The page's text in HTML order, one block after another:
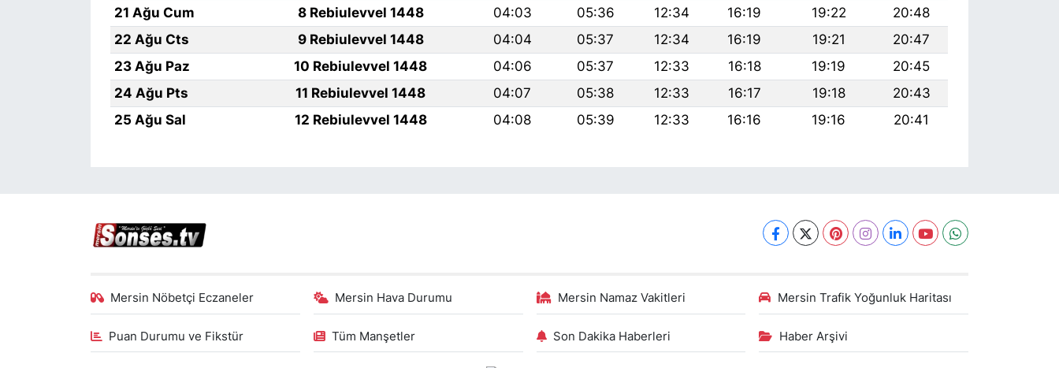
21 Ağu Cum
8 Rebiulevvel 1448 04:03 05:36 12:34 16:19 19:22
20:48
22 Ağu Cts
9 Rebiulevvel 1448 04:04 05:37 12:34 16:19 19:21
20:47
23 Ağu Paz
10 Rebiulevvel 1448 04:06 05:37 12:33 16:18 19:19
20:45
24 Ağu Pts
11 Rebiulevvel 1448 04:07 05:38 12:33 16:17 19:18
20:43
25 Ağu Sal
12 Rebiulevvel 1448 04:08 05:39 12:33 16:16 19:16 20:41
Mersin Nöbetçi Eczaneler Mersin Hava Durumu Mersin Namaz Vakitleri Mersin Trafik Yoğunluk Haritası
Puan Durumu ve Fikstür Tüm Manşetler Son Dakika Haberleri Haber Arşivi